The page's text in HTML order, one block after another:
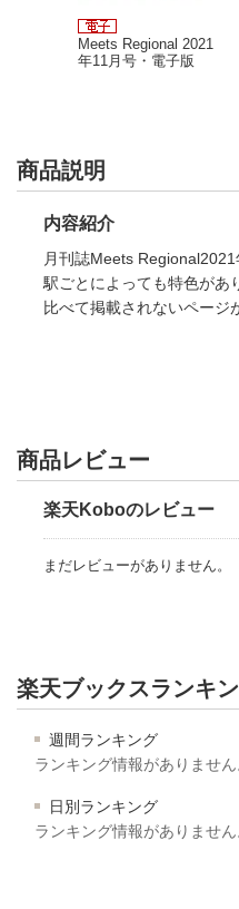
Meets Regional 2021
年11月号・電子版
商品説明
内容紹介
月刊誌Meets
駅ごとによっても特色があ
比べて掲載されないページ
商品レビュー
楽天Koboのレビュー
まだレビューがありません。
楽天ブックスランキ
週間ランキング
ランキング情報がありません
日別ランキング
ランキング情報がありません